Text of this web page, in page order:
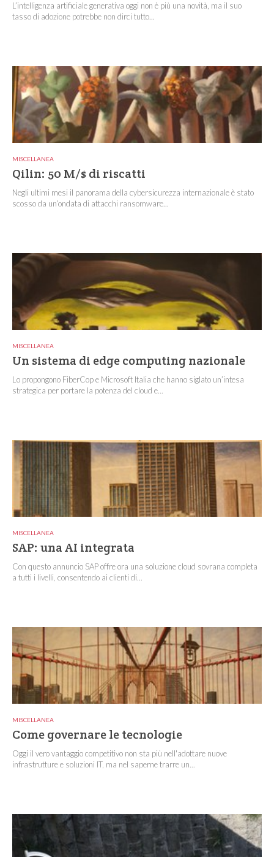
L’intelligenza artificiale generativa oggi non è più una novità, ma il suo
tasso di adozione potrebbe non dirci tutto...
MISCELLANEA
Qilin: 50 M/$ di riscatti
Negli ultimi mesi il panorama della cybersicurezza internazionale è stato
scosso da un’ondata di attacchi ransomware...
MISCELLANEA
Un sistema di edge computing nazionale
Lo propongono FiberCop e Microsoft Italia che hanno siglato un’intesa
strategica per portare la potenza del cloud e...
MISCELLANEA
SAP: una AI integrata
Con questo annuncio SAP offre ora una soluzione cloud sovrana completa
a tutti i livelli, consentendo ai clienti di...
MISCELLANEA
Come governare le tecnologie
Oggi il vero vantaggio competitivo non sta più nell'adottare nuove
infrastrutture e soluzioni IT, ma nel saperne trarre un...